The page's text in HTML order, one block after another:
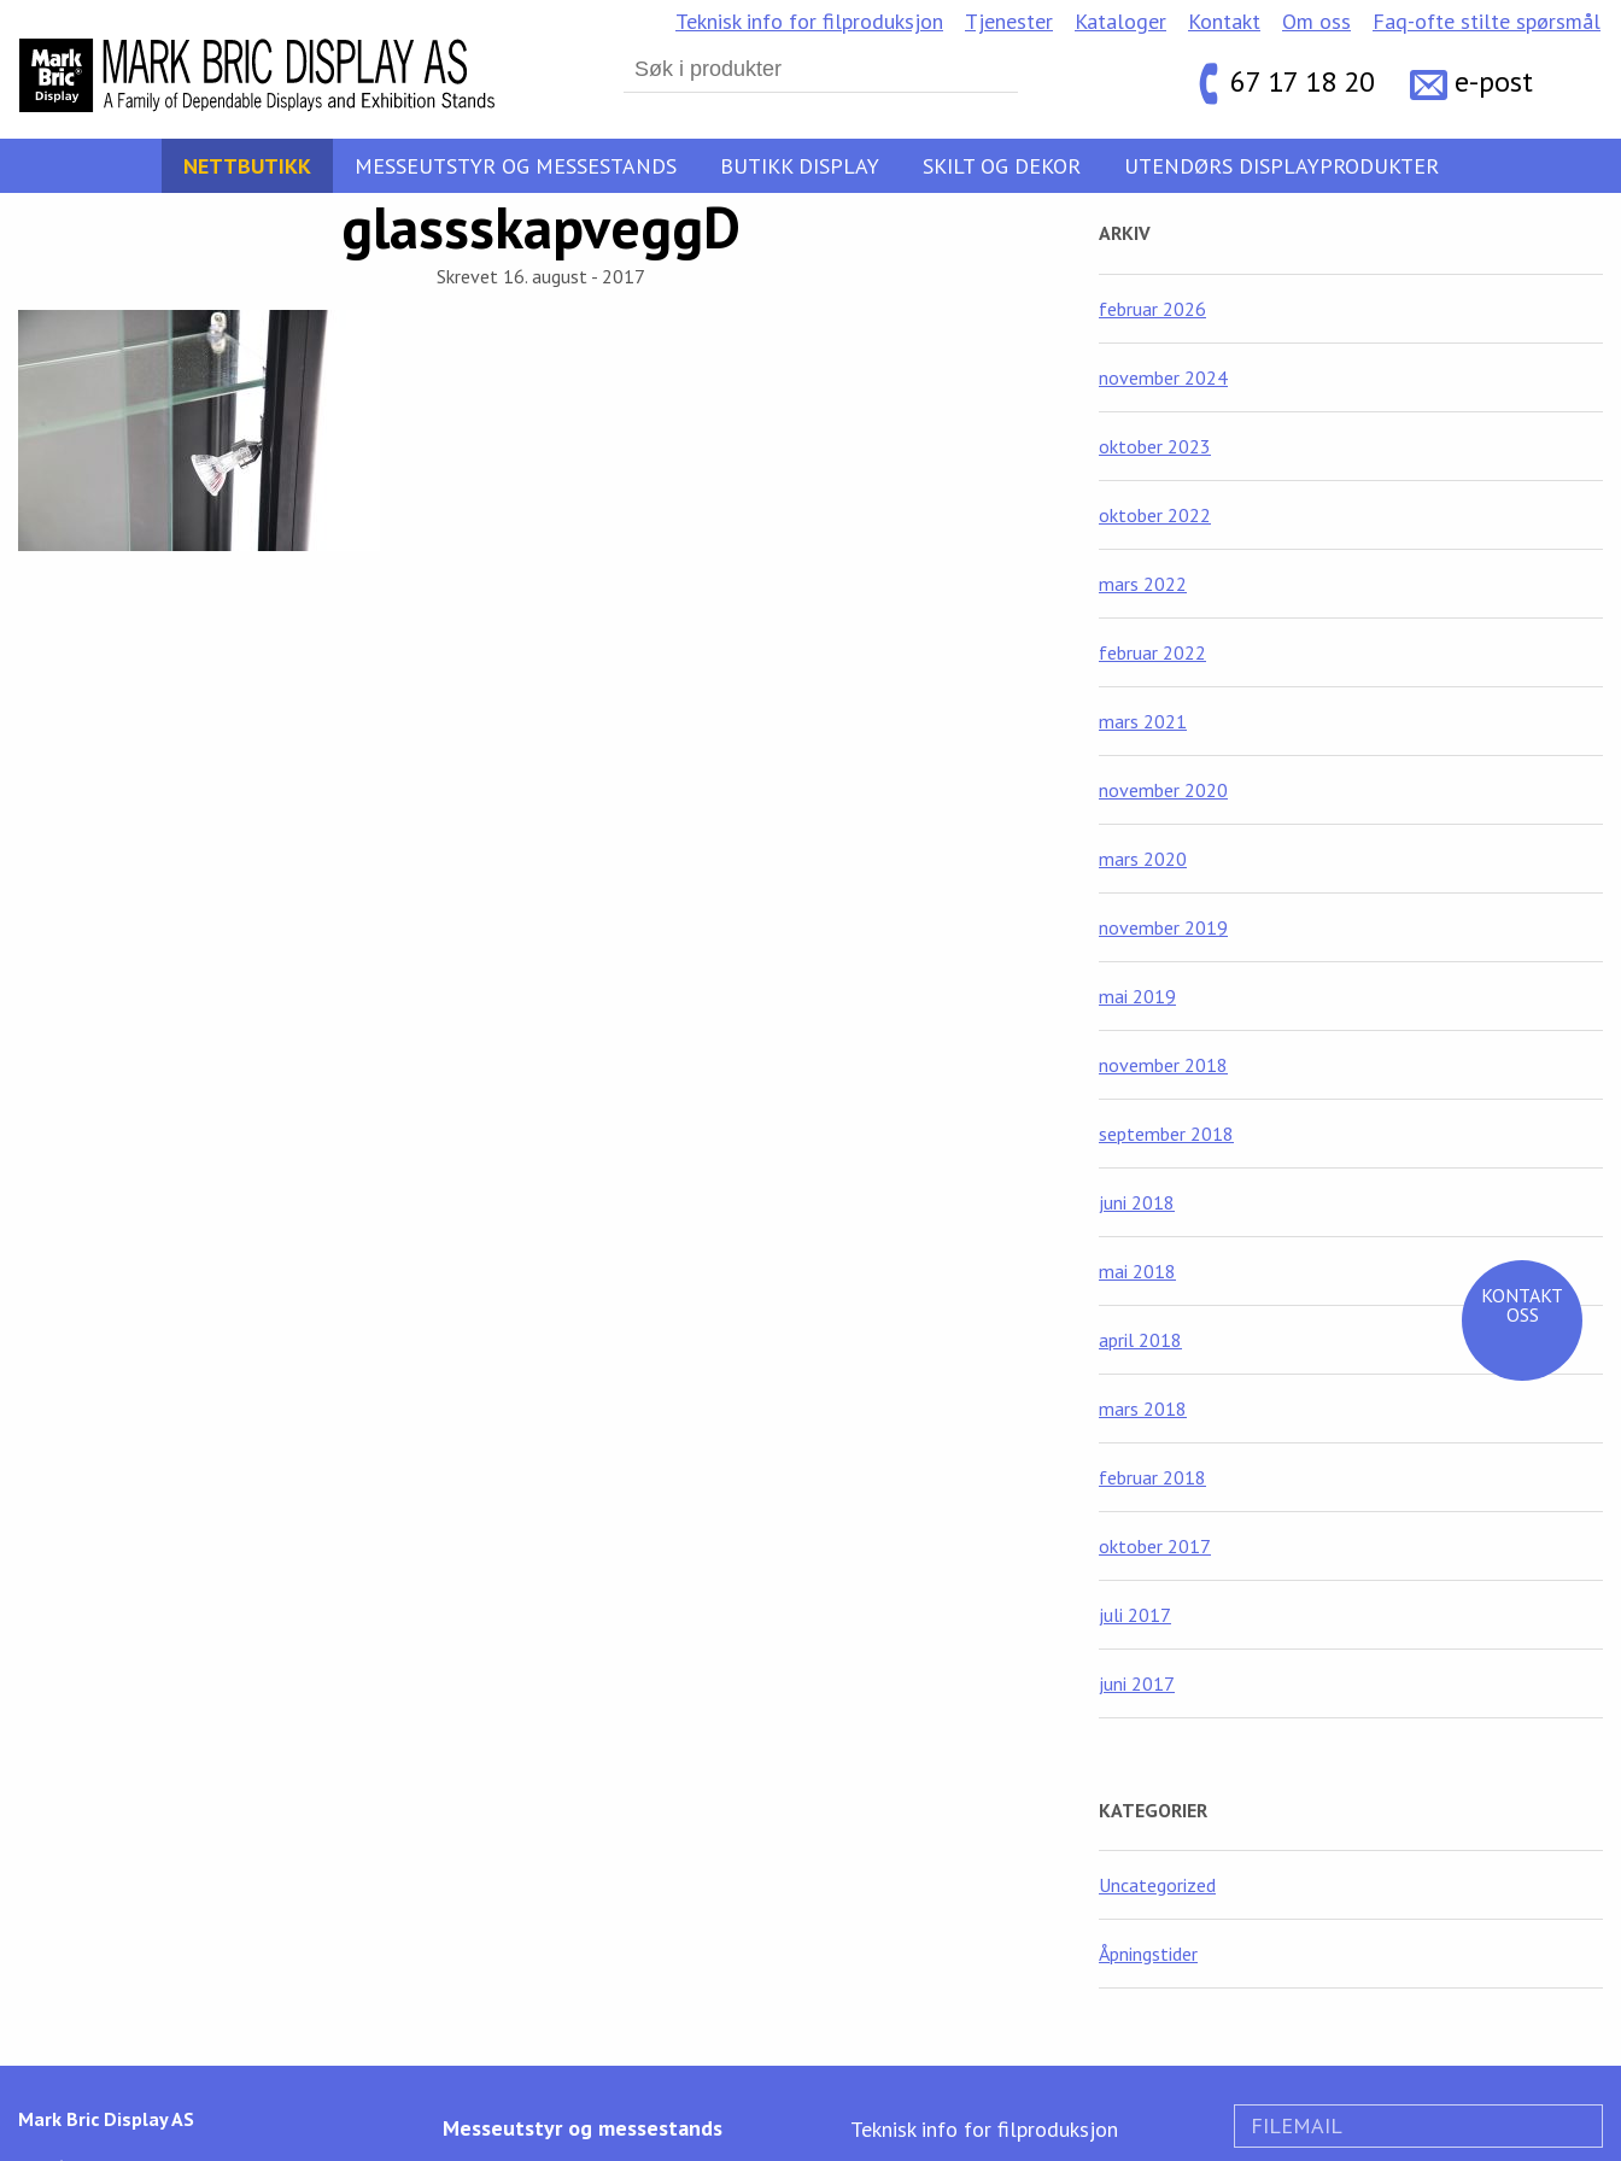
KONTAKT
OSS
Search
for:
67 17 18 20 e-post
Teknisk info for filproduksjon Tjenester Kataloger Kontakt Om oss Faq-ofte stilte spørsmål
NETTBUTIKK MESSEUTSTYR OG MESSESTANDS BUTIKK DISPLAY SKILT OG DEKOR UTENDØRS DISPLAYPRODUKTER
glassskapveggD
Skrevet 16. august - 2017
ARKIV
februar 2026
november 2024
oktober 2023
oktober 2022
mars 2022
februar 2022
mars 2021
november 2020
mars 2020
november 2019
mai 2019
november 2018
september 2018
juni 2018
mai 2018
april 2018
mars 2018
februar 2018
oktober 2017
juli 2017
juni 2017
KATEGORIER
Uncategorized
Åpningstider
Messeutstyr og messestands Teknisk info for filproduksjon FILEMAIL
Mark Bric Display AS